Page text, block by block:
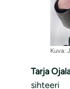
Kuva:
Tarja
sihteeri